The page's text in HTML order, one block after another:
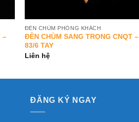
–
ĐÈN CHÙM PHÒNG KHÁCH
ĐỀN CHÙM SANG TRỌNG CNQT –
83/6 TAY
Liên hệ
ĐĂNG KÝ NGAY